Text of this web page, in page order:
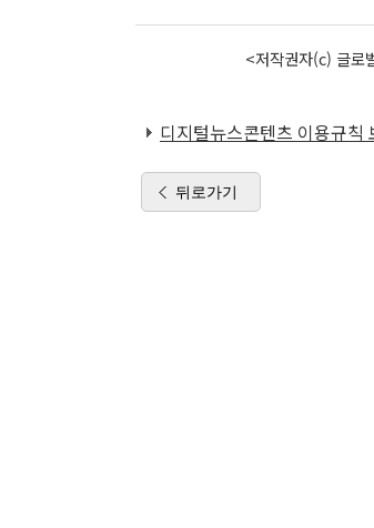
<저작권자(c) 글로
디지털뉴스콘텐츠 이용규칙
뒤로가기